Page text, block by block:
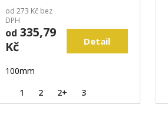
od 273 Kč bez
DPH
od 335,79
Kč
Detail
100mm
1
2 2+ 3